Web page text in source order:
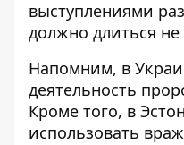
выступлениями
должно длиться
Напомним, в
деятельность
Кроме того, в
использовать